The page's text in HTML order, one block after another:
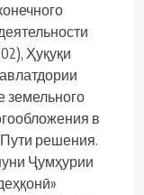
Ҳуқуқи
земельного
в
решения.
Ҷумҳурии